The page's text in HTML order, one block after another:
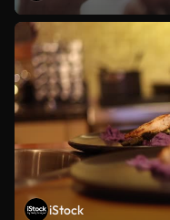
iStock